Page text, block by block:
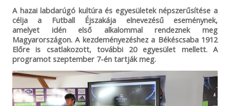
A hazai labdarúgó kultúra és egyesületek népszerűsítése a
célja a Futball Éjszakája elnevezésű eseménynek,
amelyet idénelső alkalommal rendeznek meg
Magyarországon. A kezdeményezéshez a Békéscsaba 1912
Előre is csatlakozott, további 20 egyesület mellett. A
programot szeptember 7-én tartják meg.